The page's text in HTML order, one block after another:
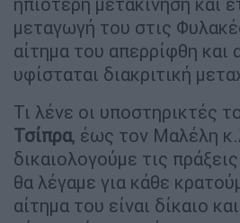
μεταγωγή του στις
αίτημα του απερρίφθη και
υφίσταται διακριτική
Τι λένε οι υποστηρικτές
Τσίπρα, έως τον Μαλέλη
δικαιολογούμε τις
θα λέγαμε για κάθε
αίτημα του είναι δίκαιο